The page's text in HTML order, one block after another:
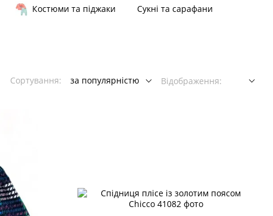
Костюми та піджаки Сукні та сарафани
Сортування: за популярністю Відображення: